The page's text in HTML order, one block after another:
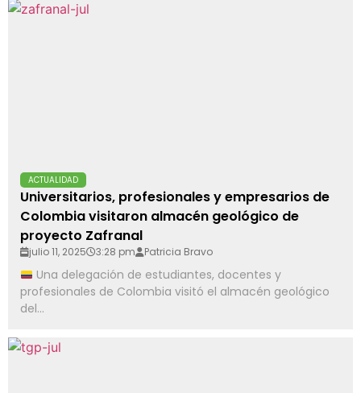
ACTUALIDAD
Universitarios, profesionales y empresarios de
Colombia visitaron almacén geológico de
proyecto Zafranal
julio 11, 2025 3:28 pm Patricia Bravo
Una delegación de estudiantes, docentes y
profesionales de Colombia visitó el almacén geológico
del...